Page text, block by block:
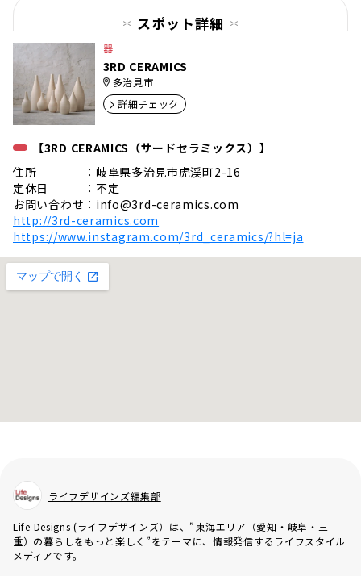
スポット詳細
器
3RD CERAMICS
多治見市
詳細チェック
【3RD CERAMICS（サードセラミックス）】
住所 ：岐阜県多治見市虎渓町2-16
定休日 ：不定
お問い合わせ： info@3rd-ceramics.com
http://3rd-ceramics.com
https://www.instagram.com/3rd_ceramics/?hl=ja
ライフデザインズ編集部
Life Designs (ライフデザインズ）は、”東海エリア（愛知・岐阜・三
重）の暮らしをもっと楽しく”をテーマに、情報発信するライフスタイル
メディアです。